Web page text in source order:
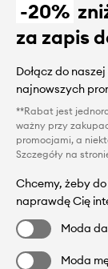
-20%
za zapis
Dołącz do
najnowszych
**Rabat jest
ważny przy
promocjami, a
Szczegóły na
Chcemy, żeby
naprawdę Cię
Moda
Moda